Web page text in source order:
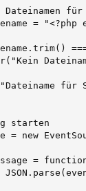
für
= "<?php
für
starten
= new
=